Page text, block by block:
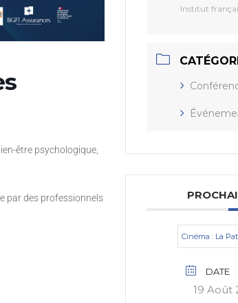
être psychologique,
par des professionnels
Institut
Cinéma : La
DATE
19 Août